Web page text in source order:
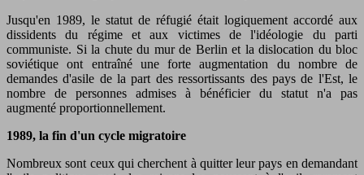
Jusqu'en 1989, le statut de réfugié était logiquement accordé aux
dissidents du régime et aux victimes de l'idéologie du parti
communiste. Si la chute du mur de Berlin et la dislocation du bloc
soviétique ont entraîné une forte augmentation du nombre de
demandes d'asile de la part des ressortissants des pays de l'Est, le
nombre de personnes admises à bénéficier du statut n'a pas
augmenté proportionnellement.
1989, la fin d'un cycle migratoire
Nombreux sont ceux qui cherchent à quitter leur pays en demandant